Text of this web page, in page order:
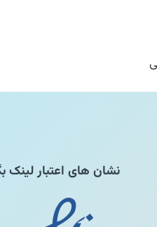
نشان های اعتبار لینک